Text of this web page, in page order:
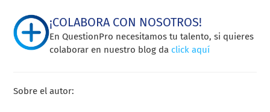
¡COLABORA CON NOSOTROS!
En QuestionPro necesitamos tu talento, si quieres
colaborar en nuestro blog da click aquí
Sobre el autor: